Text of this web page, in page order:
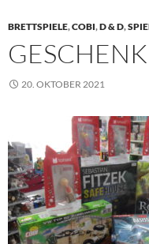
BRETTSPIELE,COBI,D & D,
20. OKTOBER 2021